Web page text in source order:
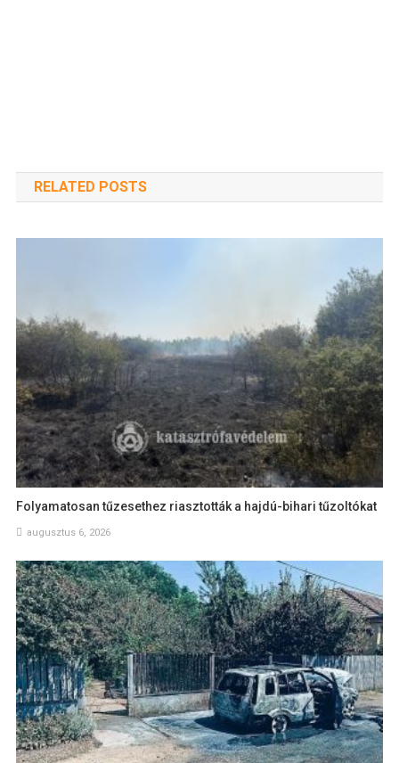
RELATED POSTS
Folyamatosan tűzesethez riasztották a hajdú-bihari tűzoltókat
augusztus 6, 2026